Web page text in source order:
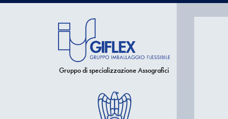
Gruppo di specializzazione Assografici